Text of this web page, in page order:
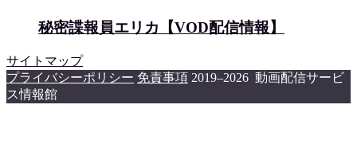
秘密諜報員エリカ【VOD配信情報】
サイトマップ
プライバシーポリシー 免責事項 2019–2026 動画配信サービ
ス情報館